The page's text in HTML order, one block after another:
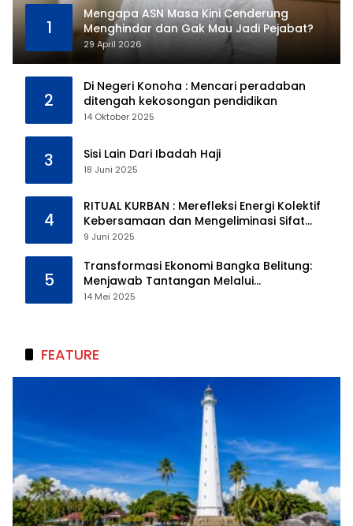
1
Mengapa ASN Masa Kini Cenderung
Menghindar dan Gak Mau Jadi Pejabat?
29 April 2026
2
Di Negeri Konoha : Mencari peradaban
ditengah kekosongan pendidikan
14 Oktober 2025
3 Sisi Lain Dari Ibadah Haji
18 Juni 2025
4
RITUAL KURBAN : Merefleksi Energi Kolektif
Kebersamaan dan Mengeliminasi Sifat
Kebinatangan Manusia
9 Juni 2025
5
Transformasi Ekonomi Bangka Belitung:
Menjawab Tantangan Melalui
Pengelolaan Sumber Daya Alam yang
14 Mei 2025
FEATURE